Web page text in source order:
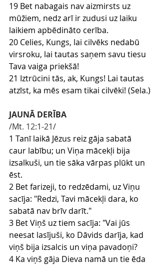
19 Bet nabagais nav aizmirsts uz
mūžiem, nedz arī ir zudusi uz laiku
laikiem apbēdināto cerība.
20 Celies, Kungs, lai cilvēks nedabū
virsroku, lai tautas saņem savu tiesu
Tava vaiga priekšā!
21 Iztrūcini tās, ak, Kungs! Lai tautas
atzīst, ka mēs esam tikai cilvēki! (Sela.)
JAUNĀ DERĪBA
/Mt. 12:1-21/
1 Tanī laikā Jēzus reiz gāja sabatā
caur labību; un Viņa mācekļi bija
izsalkuši, un tie sāka vārpas plūkt un
ēst.
2 Bet farizeji, to redzēdami, uz Viņu
sacīja: "Redzi, Tavi mācekļi dara, ko
sabatā nav brīv darīt."
3 Bet Viņš uz tiem sacīja: "Vai jūs
neesat lasījuši, ko Dāvids darīja, kad
viņš bija izsalcis un viņa pavadoņi?
4 Ka viņš gāja Dieva namā un tie ēda